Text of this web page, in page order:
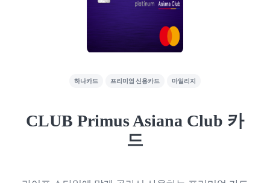
하나카드 프리미엄 신용카드 마일리지
CLUB Primus Asiana Club 카
드